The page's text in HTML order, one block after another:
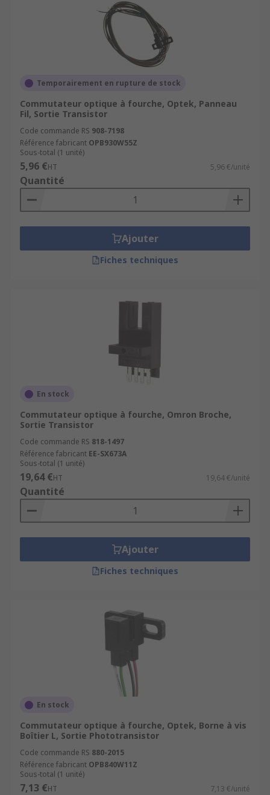
Temporairement en rupture de stock
Commutateur optique à fourche, Optek, Panneau
Fil, Sortie Transistor
Code commande RS 908-7198
Référence fabricant OPB930W55Z
Sous-total (1 unité)
5,96 €HT 5,96 €/unité
Quantité
Ajouter
Fiches techniques
En stock
Commutateur optique à fourche, Omron Broche,
Sortie Transistor
Code commande RS 818-1497
Référence fabricant EE-SX673A
Sous-total (1 unité)
19,64 €HT 19,64 €/unité
Quantité
Ajouter
Fiches techniques
En stock
Commutateur optique à fourche, Optek, Borne à vis
Boîtier L, Sortie Phototransistor
Code commande RS 880-2015
Référence fabricant OPB840W11Z
Sous-total (1 unité)
7,13 €HT 7,13 €/unité